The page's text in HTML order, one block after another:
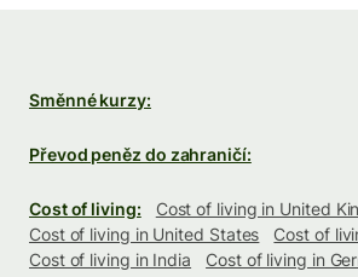
Směnné kurzy:
Převod peněz do zahraničí:
Cost of living:
Cost of living in United
Cost of living in United States
Cost of
Cost of living in India
Cost of living in